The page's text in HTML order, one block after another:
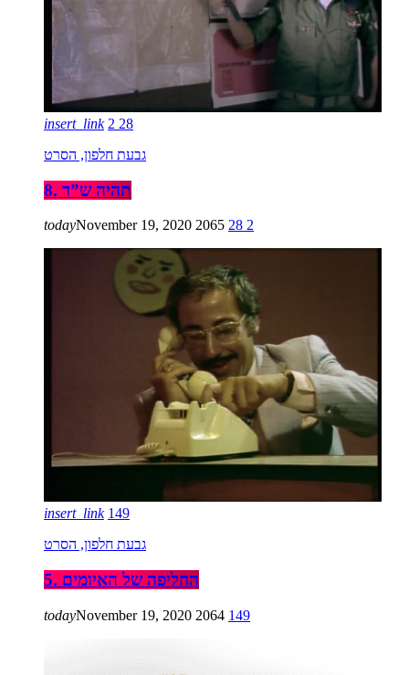
insert_link 2 28
גבעת חלפון, הסרט
8. תהיה ש”ד
todayNovember 19, 2020 2065 28 2
insert_link 149
גבעת חלפון, הסרט
5. החליפה של האיומים
todayNovember 19, 2020 2064 149